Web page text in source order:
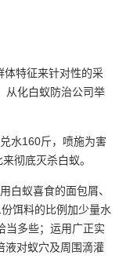
特征来针对性的采
从化白蚁防治公司举
水160斤，喷施为害
彻底灭杀白蚁。
白蚁喜食的面包屑、
饵料的比例加少量水
当多些；运用广正实
液对蚁穴及周围滴灌